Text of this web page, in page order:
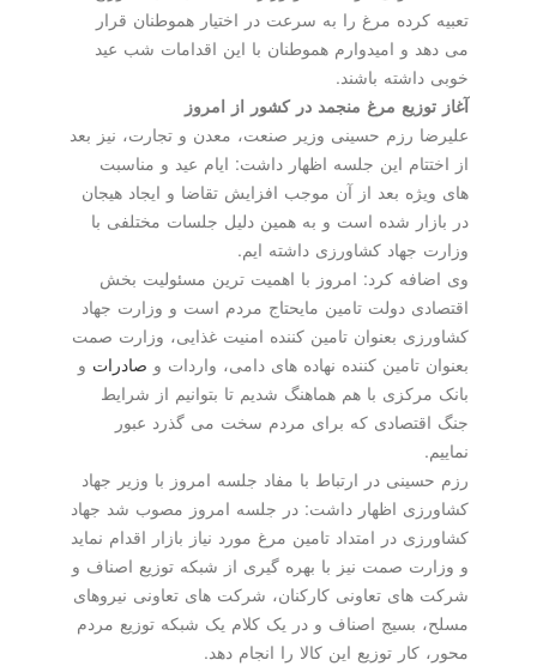
تعبیه کرده مرغ را به سرعت در اختیار هموطنان قرار
می دهد و امیدوارم هموطنان با این اقدامات شب عید
خوبی داشته باشند.
آغاز توزیع مرغ منجمد در کشور از امروز
علیرضا رزم حسینی وزیر صنعت، معدن و تجارت، نیز بعد
از اختتام این جلسه اظهار داشت: ایام عید و مناسبت
های ویژه بعد از آن موجب افزایش تقاضا و ایجاد هیجان
در بازار شده است و به همین دلیل جلسات مختلفی با
وزارت جهاد کشاورزی داشته ایم.
وی اضافه کرد: امروز با اهمیت ترین مسئولیت بخش
اقتصادی دولت تامین مایحتاج مردم است و وزارت جهاد
کشاورزی بعنوان تامین کننده امنیت غذایی، وزارت صمت
بعنوان تامین کننده نهاده های دامی، واردات وصادرات و
بانک مرکزی با هم هماهنگ شدیم تا بتوانیم از شرایط
جنگ اقتصادی که برای مردم سخت می گذرد عبور
رزم حسینی در ارتباط با مفاد جلسه امروز با وزیر جهاد
کشاورزی اظهار داشت: در جلسه امروز مصوب شد جهاد
کشاورزی در امتداد تامین مرغ مورد نیاز بازار اقدام نماید
و وزارت صمت نیز با بهره گیری از شبکه توزیع اصناف و
شرکت های تعاونی کارکنان، شرکت های تعاونی نیروهای
مسلح، بسیج اصناف و در یک کلام یک شبکه توزیع مردم
محور، کار توزیع این کالا را انجام دهد.